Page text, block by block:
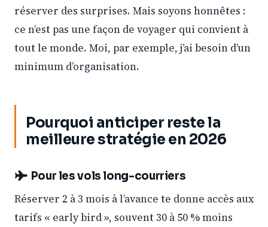
réserver des surprises. Mais soyons honnêtes :
ce n’est pas une façon de voyager qui convient à
tout le monde. Moi, par exemple, j’ai besoin d’un
minimum d’organisation.
Pourquoi anticiper reste la
meilleure stratégie en 2026
Pour les vols long-courriers
Réserver 2 à 3 mois à l’avance te donne accès aux
tarifs « early bird », souvent 30 à 50 % moins